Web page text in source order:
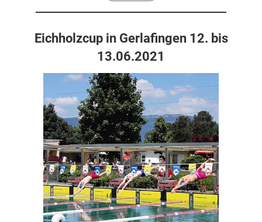
Eichholzcup in Gerlafingen 12. bis
13.06.2021